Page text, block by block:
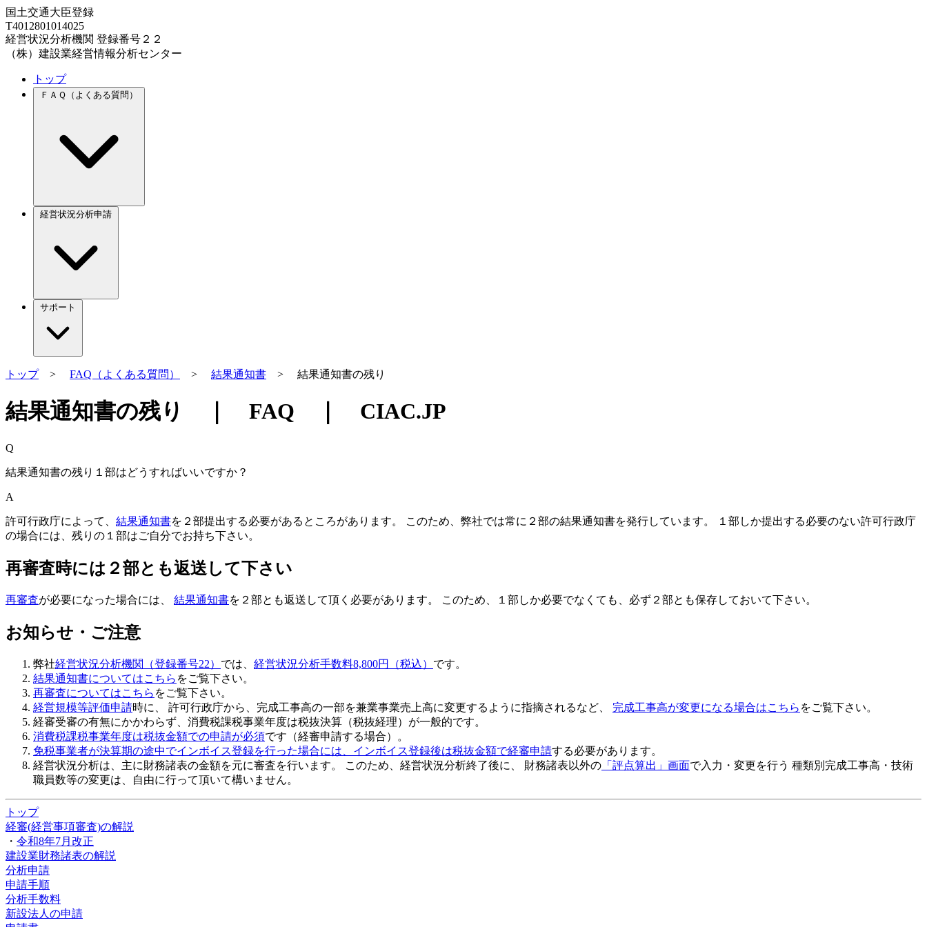
国土交通大臣登録
T4012801014025
経営状況分析機関 登録番号２２
（株）建設業経営情報分析センター
トップ
ＦＡＱ（よくある質問）
経営状況分析申請
サポート
トップ> FAQ（よくある質問） > 結果通知書 > 結果通知書の残り
結果通知書の残り ｜ FAQ ｜ CIAC.JP
Q
結果通知書の残り１部はどうすればいいですか？
A
許可行政庁によって、 結果通知書を２部提出する必要があるところがあります。 このため、弊社では常に２部の結果通知書を発行しています。 １部しか提出する必要のない許可行政庁
の場合には、残りの１部はご自分でお持ち下さい。
再審査時には２部とも返送して下さい
再審査が必要になった場合には、 結果通知書を２部とも返送して頂く必要があります。 このため、１部しか必要でなくても、必ず２部とも保存しておいて下さい。
お知らせ・ご注意
弊社経営状況分析機関（登録番号22） では、 経営状況分析手数料8,800円（税込） です。
結果通知書についてはこちら をご覧下さい。
再審査についてはこちら をご覧下さい。
経営規模等評価申請時に、 許可行政庁から、完成工事高の一部を兼業事業売上高に変更するように指摘されるなど、 完成工事高が変更になる場合はこちら をご覧下さい。
経審受審の有無にかかわらず、 消費税課税事業年度は税抜決算（税抜経理） が一般的です。
消費税課税事業年度は税抜金額での申請が必須です（経審申請する場合）。
免税事業者が決算期の途中でインボイス登録を行った場合には、インボイス登録後は税抜金額で経審申請する必要があります。
経営状況分析は、主に財務諸表の金額を元に審査を行います。 このため、 経営状況分析終了後に、 財務諸表以外の 「評点算出」画面で入力・変更を行う 種類別完成工事高・技術
職員数等の変更は、自由に行って頂いて構いません。
トップ
経審(経営事項審査)の解説
・ 令和8年7月改正
建設業財務諸表の解説
分析申請
申請手順
分析手数料
新設法人の申請